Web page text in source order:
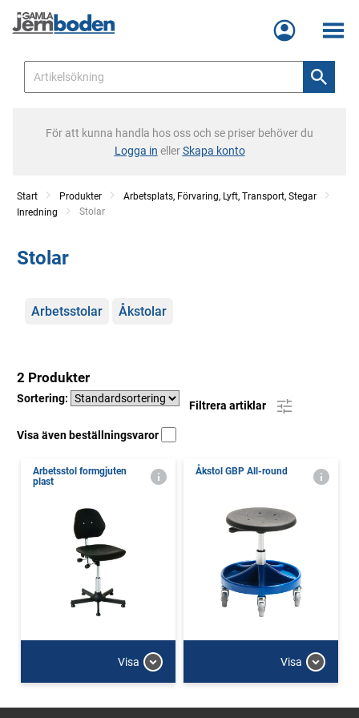
Meny
För att kunna handla hos oss och se priser behöver du
Logga in ellerSkapa konto
Start Produkter
Arbetsplats, Förvaring, Lyft, Transport, Stegar
Inredning
Current:
Stolar
Stolar
Kategorier
Arbetsstolar Åkstolar
2 Produkter
Sortering:
Filtrera artiklar
Visa även beställningsvaror
Arbetsstol formgjuten
plast
Visa
Åkstol GBP All-round
Visa